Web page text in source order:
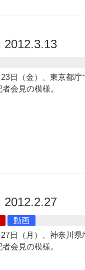
2012.3.13
日（金）、東京都庁
会見の模様。
2012.2.27
動画
日（月）、神奈川県
会見の模様。